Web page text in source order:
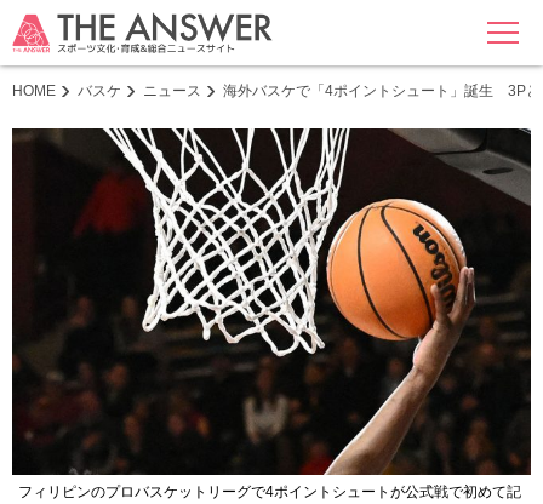
MENU
HOME バスケ ニュース 海外バスケで「4ポイントシュート」誕生 3P
フィリピンのプロバスケットリーグで4ポイントシュートが公式戦で初めて記